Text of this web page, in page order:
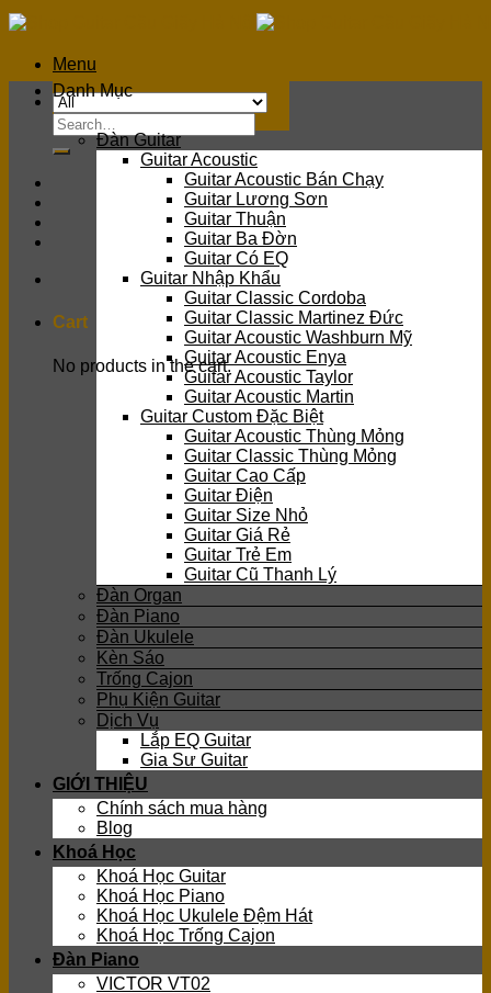
Skip
to
contentMenu
Search
for:
Cart
No products in the cart.
Danh Mục
Đàn Guitar
Guitar Acoustic
Guitar Acoustic Bán Chạy
Guitar Lương Sơn
Guitar Thuận
Guitar Ba Đờn
Guitar Có EQ
Guitar Nhập Khẩu
Guitar Classic Cordoba
Guitar Classic Martinez Đức
Guitar Acoustic Washburn Mỹ
Guitar Acoustic Enya
Guitar Acoustic Taylor
Guitar Acoustic Martin
Guitar Custom Đặc Biệt
Guitar Acoustic Thùng Mỏng
Guitar Classic Thùng Mỏng
Guitar Cao Cấp
Guitar Điện
Guitar Size Nhỏ
Guitar Giá Rẻ
Guitar Trẻ Em
Guitar Cũ Thanh Lý
Đàn Organ
Đàn Piano
Đàn Ukulele
Kèn Sáo
Trống Cajon
Phụ Kiện Guitar
Dịch Vụ
Lắp EQ Guitar
Gia Sư Guitar
GIỚI THIỆU
Chính sách mua hàng
Blog
Khoá Học
Khoá Học Guitar
Khoá Học Piano
Khoá Học Ukulele Đệm Hát
Khoá Học Trống Cajon
Đàn Piano
VICTOR VT02